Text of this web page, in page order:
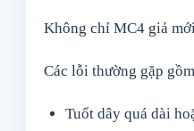
Không chỉ MC4 giả
Các lỗi thường gặp
Tuốt dây quá dài